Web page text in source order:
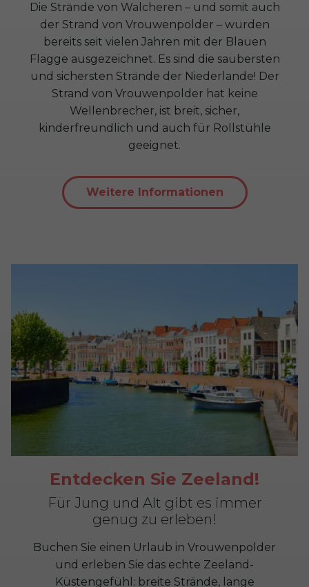
Die Strände von Walcheren – und somit auch
der Strand von Vrouwenpolder – wurden
bereits seit vielen Jahren mit der Blauen
Flagge ausgezeichnet. Es sind die saubersten
und sichersten Strände der Niederlande! Der
Strand von Vrouwenpolder hat keine
Wellenbrecher, ist breit, sicher,
kinderfreundlich und auch für Rollstühle
geeignet.
Weitere Informationen
Entdecken Sie Zeeland!
Für Jung und Alt gibt es immer
genug zu erleben!
Buchen Sie einen Urlaub in Vrouwenpolder
und erleben Sie das echte Zeeland-
Küstengefühl: breite Strände, lange